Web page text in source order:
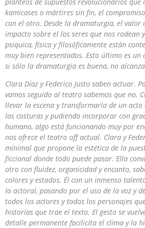
kamicases o mártires sin fin, el
con el otro. Desde la dramaturgia, el valor
impacto sobre el los seres que nos rodean
psiquica, física y filosóficamente están
muy bien representados. Esto último es
si sólo la dramaturgia es buena, no
Clara Díaz y Federico Justo saben actuar.
vamos seguido al teatro sabemos que no.
llevar la escena y transformarla de un acto
las costuras y pudiendo incorporar con
humano, algo está funcionando muy por
nos ofrece el teatro off actual. Clara y
mínimal que propone la estética de la
ficcional donde todo puede pasar. Ella
otro con fluidez, organicidad y encanto,
colores y estados. Él con un inmenso
lo actoral, pasando por el uso de la voz y
todos los actores y todos los personajes
historias que trae el texto. El gesto se
detalle permanente facilicita el clima y la